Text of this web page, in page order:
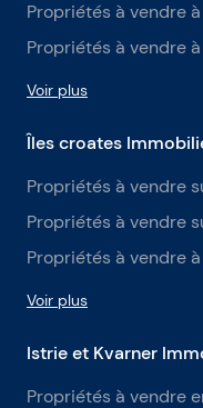
Propriétés à vendre
Propriétés à vendre
Voir plus
Îles croates
Propriétés à vendre
Propriétés à vendre
Propriétés à vendre
Voir plus
Istrie et Kvarner
Propriétés à vendre